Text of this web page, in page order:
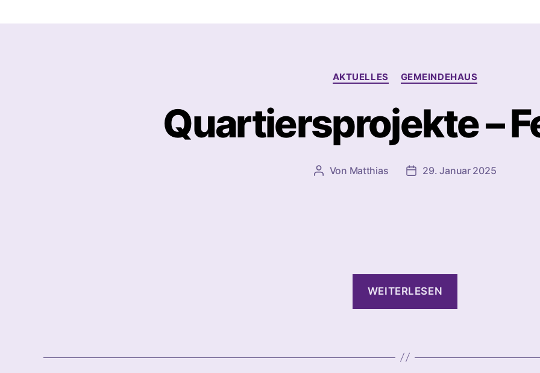
Kategorien
AKTUELLES GEMEINDEHAUS
Quartiersprojekte –
Beitragsautor
Von Matthias Beitragsdatum
29. Januar 2025
WEITERLESEN